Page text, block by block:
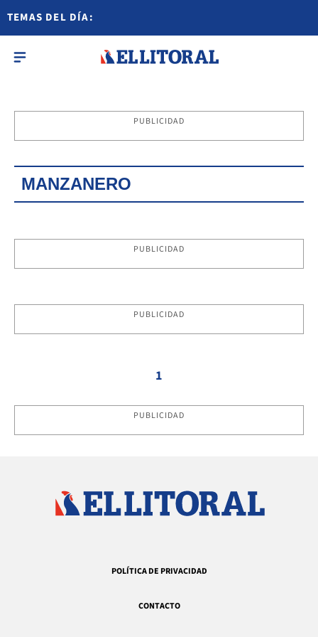
TEMAS DEL DÍA:
PUBLICIDAD
MANZANERO
PUBLICIDAD
PUBLICIDAD
1
PUBLICIDAD
POLÍTICA DE PRIVACIDAD
CONTACTO